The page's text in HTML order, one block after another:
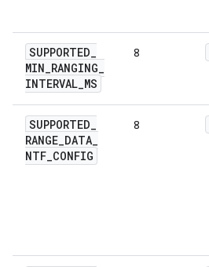
SUPPORTED_
MIN_RANGING_
INTERVAL_MS
৪
SUPPORTED_
RANGE_DATA_
NTF_CONFIG
৪